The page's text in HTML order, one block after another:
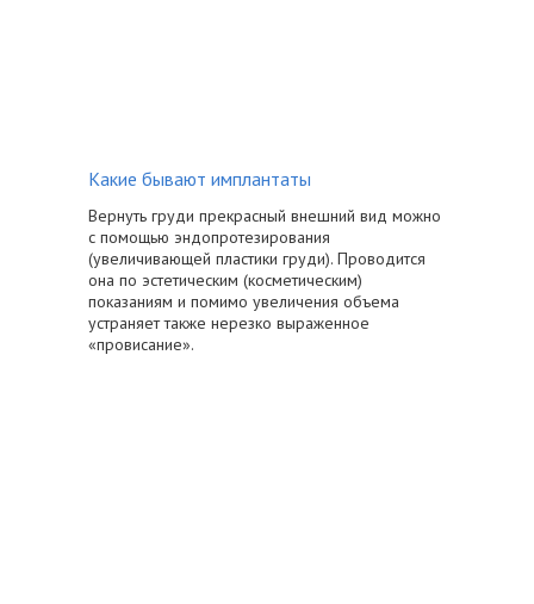
Какие бывают имплантаты
Вернуть груди прекрасный внешний вид можно
с помощью эндопротезирования
(увеличивающей пластики груди). Проводится
она по эстетическим (косметическим)
показаниям и помимо увеличения объема
устраняет также нерезко выраженное
«провисание».